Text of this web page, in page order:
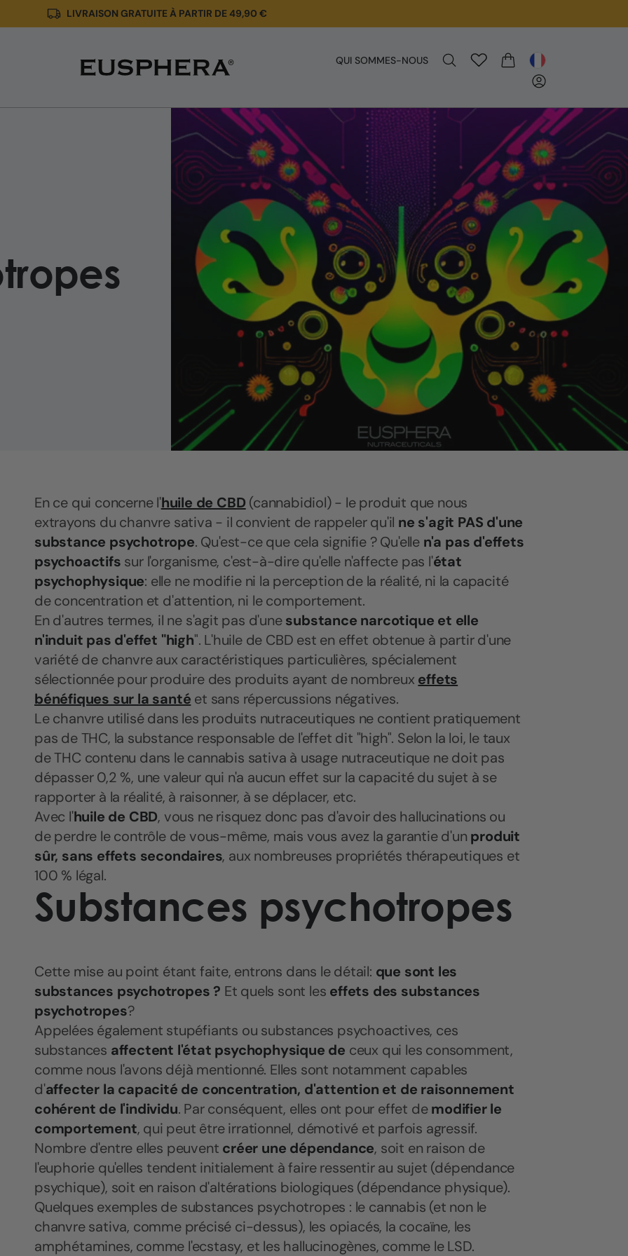
LIVRAISON GRATUITE À PARTIR DE 49,90 €
sont
QUI SOMMES-NOUS
En ce qui concerne l'huile de CBD (cannabidiol) - le produit que nous
extrayons du chanvre sativa - il convient de rappeler qu'il ne s'agit PAS d'une
substance psychotrope. Qu'est-ce que cela signifie ? Qu'elle n'a pas d'effets
psychoactifs sur l'organisme, c'est-à-dire qu'elle n'affecte pas l'état
psychophysique: elle ne modifie ni la perception de la réalité, ni la capacité
de concentration et d'attention, ni le comportement.
En d'autres termes, il ne s'agit pas d'unesubstance narcotique et elle
n'induit pas d'effet "high". L'huile de CBD est en effet obtenue à partir d'une
variété de chanvre aux caractéristiques particulières, spécialement
sélectionnée pour produire des produits ayant de nombreux effets
bénéfiques sur la santé et sans répercussions négatives.
Le chanvre utilisé dans les produits nutraceutiques ne contient pratiquement
pas de THC, la substance responsable de l'effet dit "high". Selon la loi, le taux
de THC contenu dans le cannabis sativa à usage nutraceutique ne doit pas
dépasser 0,2 %, une valeur qui n'a aucun effet sur la capacité du sujet à se
rapporter à la réalité, à raisonner, à se déplacer, etc.
Avec l'huile de CBD, vous ne risquez donc pas d'avoir des hallucinations ou
de perdre le contrôle de vous-même, mais vous avez la garantie d'un produit
sûr, sans effets secondaires, aux nombreuses propriétés thérapeutiques et
100 % légal.
Substances psychotropes
Cette mise au point étant faite, entrons dans le détail: que sont les
substances psychotropes ? Et quels sont les effets des substances
psychotropes?
Appelées également stupéfiants ou substances psychoactives, ces
substances affectent l'état psychophysique de ceux qui les consomment,
comme nous l'avons déjà mentionné. Elles sont notamment capables
d'affecter la capacité de concentration, d'attention et de raisonnement
cohérent de l'individu. Par conséquent, elles ont pour effet demodifier le
comportement, qui peut être irrationnel, démotivé et parfois agressif.
Nombre d'entre elles peuvent créer une dépendance, soit en raison de
l'euphorie qu'elles tendent initialement à faire ressentir au sujet (dépendance
psychique), soit en raison d'altérations biologiques (dépendance physique).
Quelques exemples de substances psychotropes : le cannabis (et non le
chanvre sativa, comme précisé ci-dessus), les opiacés, la cocaïne, les
amphétamines, comme l'ecstasy, et les hallucinogènes, comme le LSD.